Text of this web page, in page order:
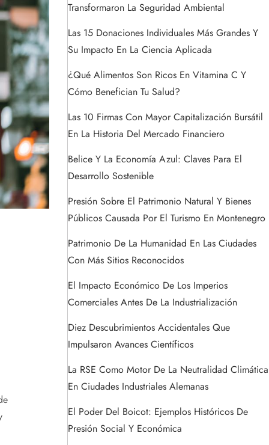
Transformaron La Seguridad Ambiental
Las 15 Donaciones Individuales Más Grandes Y
Su Impacto En La Ciencia Aplicada
¿Qué Alimentos Son Ricos En Vitamina C Y
Cómo Benefician Tu Salud?
Las 10 Firmas Con Mayor Capitalización Bursátil
En La Historia Del Mercado Financiero
Belice Y La Economía Azul: Claves Para El
Desarrollo Sostenible
Presión Sobre El Patrimonio Natural Y Bienes
Públicos Causada Por El Turismo En Montenegro
Patrimonio De La Humanidad En Las Ciudades
Con Más Sitios Reconocidos
El Impacto Económico De Los Imperios
Comerciales Antes De La Industrialización
Diez Descubrimientos Accidentales Que
Impulsaron Avances Científicos
La RSE Como Motor De La Neutralidad Climática
En Ciudades Industriales Alemanas
El Poder Del Boicot: Ejemplos Históricos De
Presión Social Y Económica